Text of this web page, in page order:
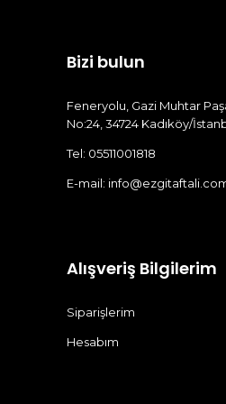
Bizi bulun
Feneryolu, Gazi Muhtar
No:24, 34724 Kadıköy/
Tel: 05511001818
E-mail:
Alışveriş Bilgilerim
Siparişlerim
Hesabım